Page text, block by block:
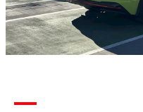
Susisiekite
Karjera